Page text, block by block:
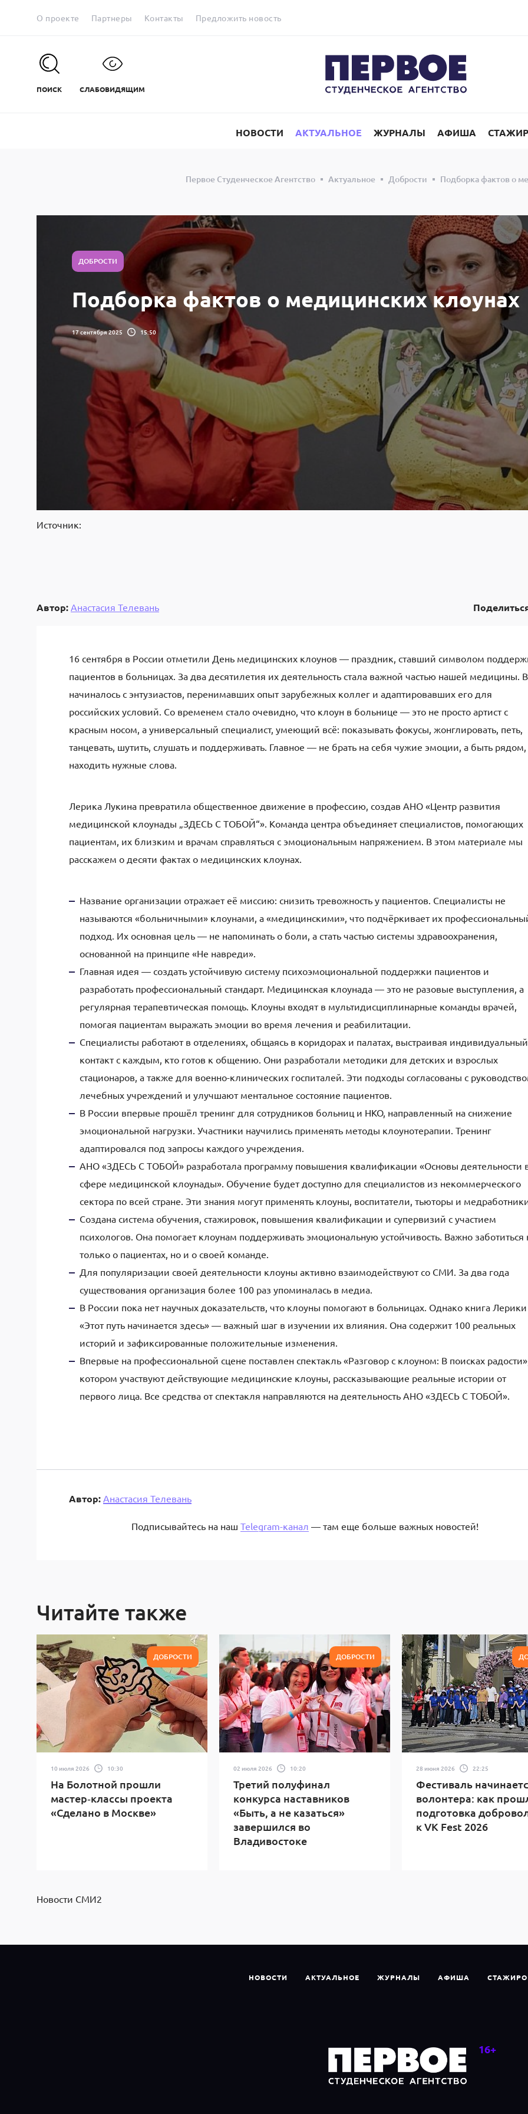
О проекте Партнеры Контакты Предложить новость
ПОИСК СЛАБОВИДЯЩИМ
НОВОСТИ АКТУАЛЬНОЕ ЖУРНАЛЫ АФИША
Первое Студенческое Агентство Актуальное Добрости Подборка фактов о
ДОБРОСТИ
Подборка фактов о медицинских клоунах
17 сентября 2025 15:50
Источник:
Автор: Анастасия Телевань
16 сентября в России отметили День медицинских клоунов — праздник, ставший символом
пациентов в больницах. За два десятилетия их деятельность стала важной частью нашей медицины.
начиналось с энтузиастов, перенимавших опыт зарубежных коллег и адаптировавших его для
российских условий. Со временем стало очевидно, что клоун в больнице — это не просто артист с
красным носом, а универсальный специалист, умеющий всё: показывать фокусы, жонглировать, петь,
танцевать, шутить, слушать и поддерживать. Главное — не брать на себя чужие эмоции, а быть рядом,
находить нужные слова.
Лерика Лукина превратила общественное движение в профессию, создав АНО «Центр развития
медицинской клоунады „ЗДЕСЬ С ТОБОЙ“». Команда центра объединяет специалистов, помогающих
пациентам, их близким и врачам справляться с эмоциональным напряжением. В этом материале мы
расскажем о десяти фактах о медицинских клоунах.
Название организации отражает её миссию: снизить тревожность у пациентов. Специалисты не
называются «больничными» клоунами, а «медицинскими», что подчёркивает их
подход. Их основная цель — не напоминать о боли, а стать частью системы здравоохранения,
основанной на принципе «Не навреди».
Главная идея — создать устойчивую систему психоэмоциональной поддержки пациентов и
разработать профессиональный стандарт. Медицинская клоунада — это не разовые выступления, а
регулярная терапевтическая помощь. Клоуны входят в мультидисциплинарные команды врачей,
помогая пациентам выражать эмоции во время лечения и реабилитации.
Специалисты работают в отделениях, общаясь в коридорах и палатах, выстраивая индивидуальный
контакт с каждым, кто готов к общению. Они разработали методики для детских и взрослых
стационаров, а также для военно-клинических госпиталей. Эти подходы согласованы с
лечебных учреждений и улучшают ментальное состояние пациентов.
В России впервые прошёл тренинг для сотрудников больниц и НКО, направленный на снижение
эмоциональной нагрузки. Участники научились применять методы клоунотерапии. Тренинг
адаптировался под запросы каждого учреждения.
АНО «ЗДЕСЬ С ТОБОЙ» разработала программу повышения квалификации «Основы деятельности
сфере медицинской клоунады». Обучение будет доступно для специалистов из некоммерческого
сектора по всей стране. Эти знания могут применять клоуны, воспитатели, тьюторы и
Создана система обучения, стажировок, повышения квалификации и супервизий с участием
психологов. Она помогает клоунам поддерживать эмоциональную устойчивость. Важно заботиться
только о пациентах, но и о своей команде.
Для популяризации своей деятельности клоуны активно взаимодействуют со СМИ. За два года
существования организация более 100 раз упоминалась в медиа.
В России пока нет научных доказательств, что клоуны помогают в больницах. Однако книга Лерики
«Этот путь начинается здесь» — важный шаг в изучении их влияния. Она содержит 100 реальных
историй и зафиксированные положительные изменения.
Впервые на профессиональной сцене поставлен спектакль «Разговор с клоуном: В поисках
котором участвуют действующие медицинские клоуны, рассказывающие реальные истории от
первого лица. Все средства от спектакля направляются на деятельность АНО «ЗДЕСЬ С ТОБОЙ».
Автор: Анастасия Телевань
Подписывайтесь на наш Telegram-канал — там еще больше важных новостей!
Читайте также
ДОБРОСТИ
10 июля 2026 10:30
На Болотной прошли
мастер‑классы проекта
«Сделано в Москве»
ДОБРОСТИ
02 июля 2026 10:20
Третий полуфинал
конкурса наставников
«Быть, а не казаться»
завершился во
Владивостоке
28 июня 2026 22:25
Фестиваль
волонтера: как
подготовка
к VK Fest 2026
Новости СМИ2
НОВОСТИ АКТУАЛЬНОЕ ЖУРНАЛЫ АФИША